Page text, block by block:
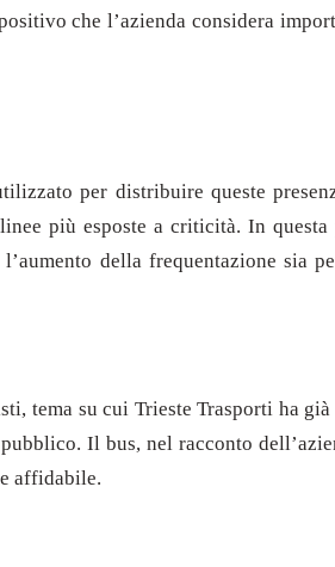
che l’azienda considera
per distribuire queste
più esposte a criticità. In questa
della frequentazione sia
tema su cui Trieste Trasporti ha
Il bus, nel racconto
affidabile.